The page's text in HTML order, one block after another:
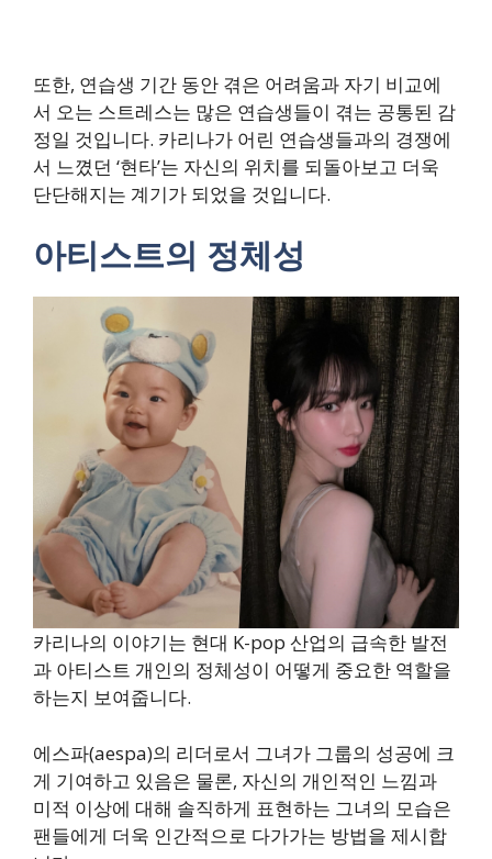
또한, 연습생 기간 동안 겪은 어려움과 자기 비교에
서 오는 스트레스는 많은 연습생들이 겪는 공통된 감
정일 것입니다. 카리나가 어린 연습생들과의 경쟁에
서 느꼈던 ‘현타’는 자신의 위치를 되돌아보고 더욱
단단해지는 계기가 되었을 것입니다.
아티스트의 정체성
카리나의 이야기는 현대 K-pop 산업의 급속한 발전
과 아티스트 개인의 정체성이 어떻게 중요한 역할을
하는지 보여줍니다.
에스파(aespa)의 리더로서 그녀가 그룹의 성공에 크
게 기여하고 있음은 물론, 자신의 개인적인 느낌과
미적 이상에 대해 솔직하게 표현하는 그녀의 모습은
팬들에게 더욱 인간적으로 다가가는 방법을 제시합